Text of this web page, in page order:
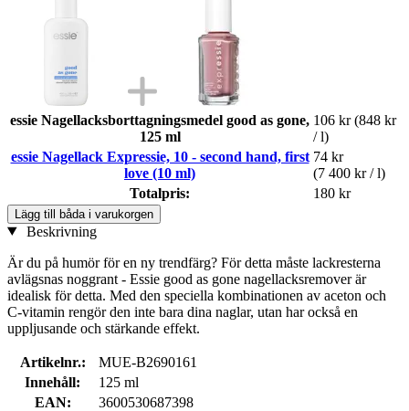
essie Nagellacksborttagningsmedel good as gone,
125 ml
106 kr (848 kr
/ l)
essie Nagellack Expressie, 10 - second hand, first
love (10 ml)
74 kr
(7 400 kr / l)
Totalpris:
180 kr
Lägg till båda i varukorgen
Beskrivning
Är du på humör för en ny trendfärg? För detta måste lackresterna
avlägsnas noggrant - Essie good as gone nagellacksremover är
idealisk för detta. Med den speciella kombinationen av aceton och
C-vitamin rengör den inte bara dina naglar, utan har också en
uppljusande och stärkande effekt.
Artikelnr.:
MUE-B2690161
Innehåll:
125 ml
EAN:
3600530687398